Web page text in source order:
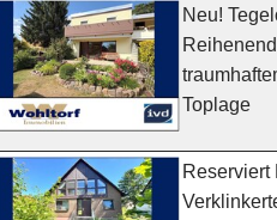
Neu!
Toplage
Reserviert